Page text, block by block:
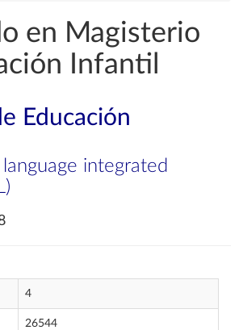
en Magisterio
Infantil
Educación
integrated
4
26544